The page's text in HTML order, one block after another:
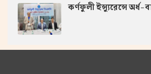
কর্ণফুলী ইন্স্যুরেন্সে অর্ধ-